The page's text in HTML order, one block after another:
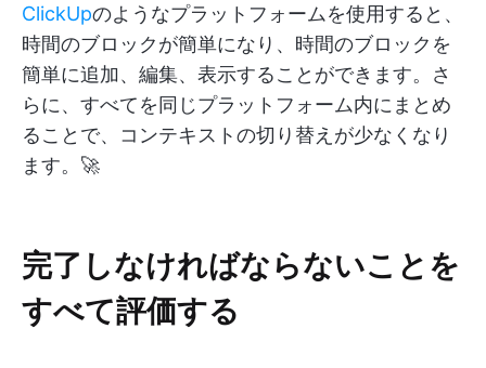
ClickUpのようなプラットフォームを使用すると、
時間のブロックが簡単になり、時間のブロックを
簡単に追加、編集、表示することができます。さ
らに、すべてを同じプラットフォーム内にまとめ
ることで、コンテキストの切り替えが少なくなり
ます。🚀
完了しなければならないことを
すべて評価する